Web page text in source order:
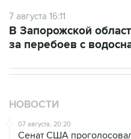
7 августа 16:11
В Запорожской
за перебоев с
НОВОСТИ
07 августа, 20:20
Сенат США